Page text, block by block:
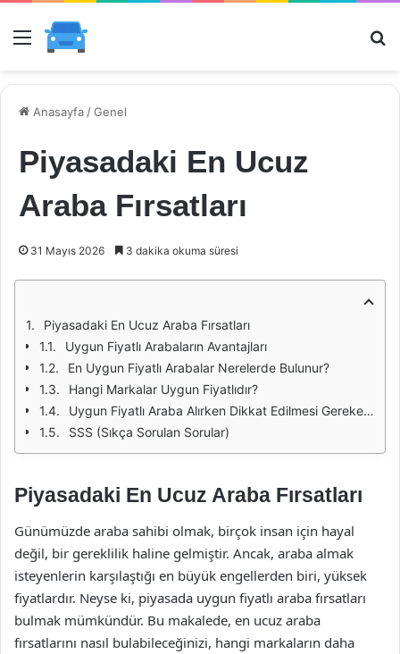
Menü
Anasayfa /Genel
Piyasadaki En Ucuz
Araba Fırsatları
31 Mayıs 2026 3 dakika okuma süresi
Piyasadaki En Ucuz Araba Fırsatları
Uygun Fiyatlı Arabaların Avantajları
En Uygun Fiyatlı Arabalar Nerelerde Bulunur?
Hangi Markalar Uygun Fiyatlıdır?
Uygun Fiyatlı Araba Alırken Dikkat Edilmesi Gerekenler
SSS (Sıkça Sorulan Sorular)
Piyasadaki En Ucuz Araba Fırsatları
Günümüzde araba sahibi olmak, birçok insan için hayal
değil, bir gereklilik haline gelmiştir. Ancak, araba almak
isteyenlerin karşılaştığı en büyük engellerden biri, yüksek
fiyatlardır. Neyse ki, piyasada uygun fiyatlı araba fırsatları
bulmak mümkündür. Bu makalede, en ucuz araba
fırsatlarını nasıl bulabileceğinizi, hangi markaların daha